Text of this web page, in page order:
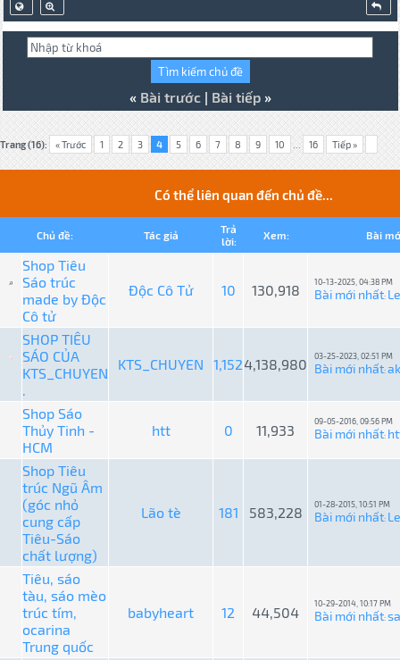
« Bài trước| Bài tiếp»
Trang (16): « Trước 1 2 3 4 5 6 7 8 9 10 ... 16 Tiếp »
Có thể liên quan đến chủ đề...
Chủ đề: Tác giả
Trả
lời:
Xem: Bài
Shop Tiêu
Sáo trúc
made by Độc
Cô tử
Độc Cô Tử 10 130,918 10-13-2025, 04:38 PM
Bài mới nhất:
SHOP TIÊU
SÁO CỦA
KTS_CHUYEN
.
KTS_CHUYEN 1,1524,138,980 03-25-2023, 02:51 PM
Bài mới nhất:
Shop Sáo
Thủy Tinh -
HCM
htt 0 11,933
09-05-2016, 09:56 PM
Bài mới nhất:
Shop Tiêu
trúc Ngũ Âm
(góc nhỏ
cung cấp
Tiêu-Sáo
chất lượng)
Lão tè 181 583,228 01-28-2015, 10:51 PM
Bài mới nhất:
Tiêu, sáo
tàu, sáo mèo
trúc tím,
ocarina
Trung quốc
babyheart 12 44,504
10-29-2014, 10:17 PM
Bài mới nhất: